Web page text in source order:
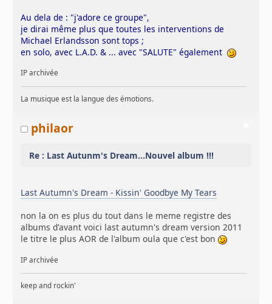
Au dela de : "j'adore ce groupe",
je dirai même plus que toutes les interventions de
Michael Erlandsson sont tops ;
en solo, avec L.A.D. & ... avec "SALUTE" également
IP archivée
La musique est la langue des émotions.
philaor
Re : Last Autunm's Dream...Nouvel album !!!
Last Autumn's Dream - Kissin' Goodbye My Tears
non la on es plus du tout dans le meme registre des
albums d'avant voici last autumn's dream version 2011
le titre le plus AOR de l'album oula que c'est bon
IP archivée
keep and rockin'